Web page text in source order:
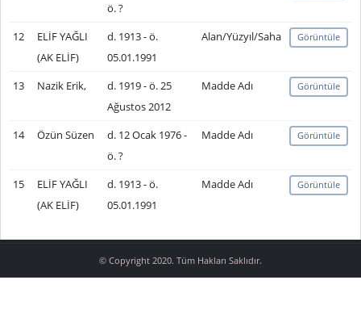
ö. ?
12
ELİF YAĞLI
(AK ELİF)
d. 1913 - ö.
05.01.1991
Alan/Yüzyıl/Saha Görüntüle
13 Nazik Erik,
d. 1919 - ö. 25
Ağustos 2012
Madde Adı Görüntüle
14 Özün Süzen
d. 12 Ocak 1976 -
ö. ?
Madde Adı Görüntüle
15
ELİF YAĞLI
(AK ELİF)
d. 1913 - ö.
05.01.1991
Madde Adı Görüntüle
© Copyright 2020. Tüm Hakları Saklıdır.